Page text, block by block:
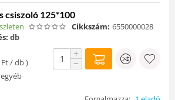
csiszoló 125*100
Cikkszám: 6550000028
db
Ft/ db )
+
−